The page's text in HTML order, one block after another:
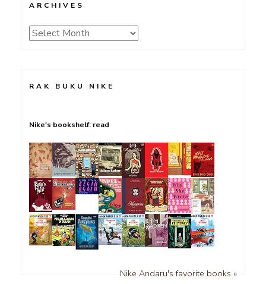
ARCHIVES
Archives
RAK BUKU NIKE
Nike's bookshelf: read
Nike Andaru's favorite books »